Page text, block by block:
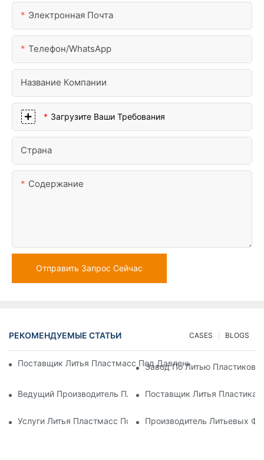
Электронная Почта
Телефон/WhatsApp
Название Компании
Загрузите Ваши Требования
Страна
Содержание
Отправить Запрос Сейчас
РЕКОМЕНДУЕМЫЕ СТАТЬИ BLOGS
CASES
Поставщик Литья Пластмасс Под Давлением С Обширным
Завод По Литью
Ведущий Производитель Пластиковых Деталей Для
Поставщик Литья
Услуги Литья Пластмасс Под Давлением Для
Производитель Литьевых